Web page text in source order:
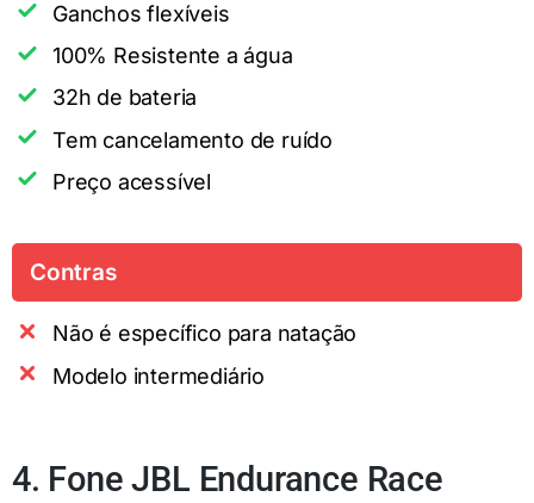
Ganchos flexíveis
100% Resistente a água
32h de bateria
Tem cancelamento de ruído
Preço acessível
Contras
Não é específico para natação
Modelo intermediário
4. Fone JBL Endurance Race